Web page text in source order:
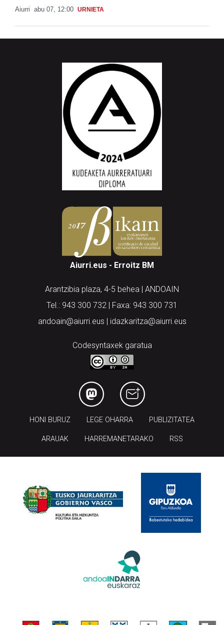
Aiurri abu 07, 12:00 URNIETA
Aiurri.eus - Erroitz BM
Arantzibia plaza, 4-5 behea | ANDOAIN
Tel.: 943 300 732 | Faxa: 943 300 731
andoain@aiurri.eus | idazkaritza@aiurri.eus
Codesyntaxek garatua
HONI BURUZ LEGE OHARRA PUBLIZITATEA
ARAUAK HARREMANETARAKO RSS